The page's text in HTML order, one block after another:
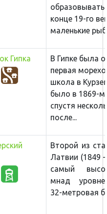
конце 19-го
маленькие
Гипка
В Гипке была
первая
школа в
было в 1869-м
спустя
после...
Второй из
Латвии (1849
самый
мнад
32-метровая